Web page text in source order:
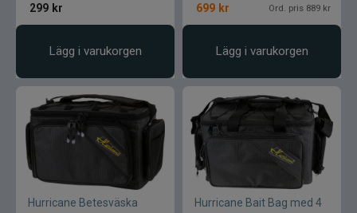
299 kr
Lägg i varukorgen
699 kr Ord. pris 889 kr
Lägg i varukorgen
Hurricane Betesväska
Hurricane Bait Bag med 4